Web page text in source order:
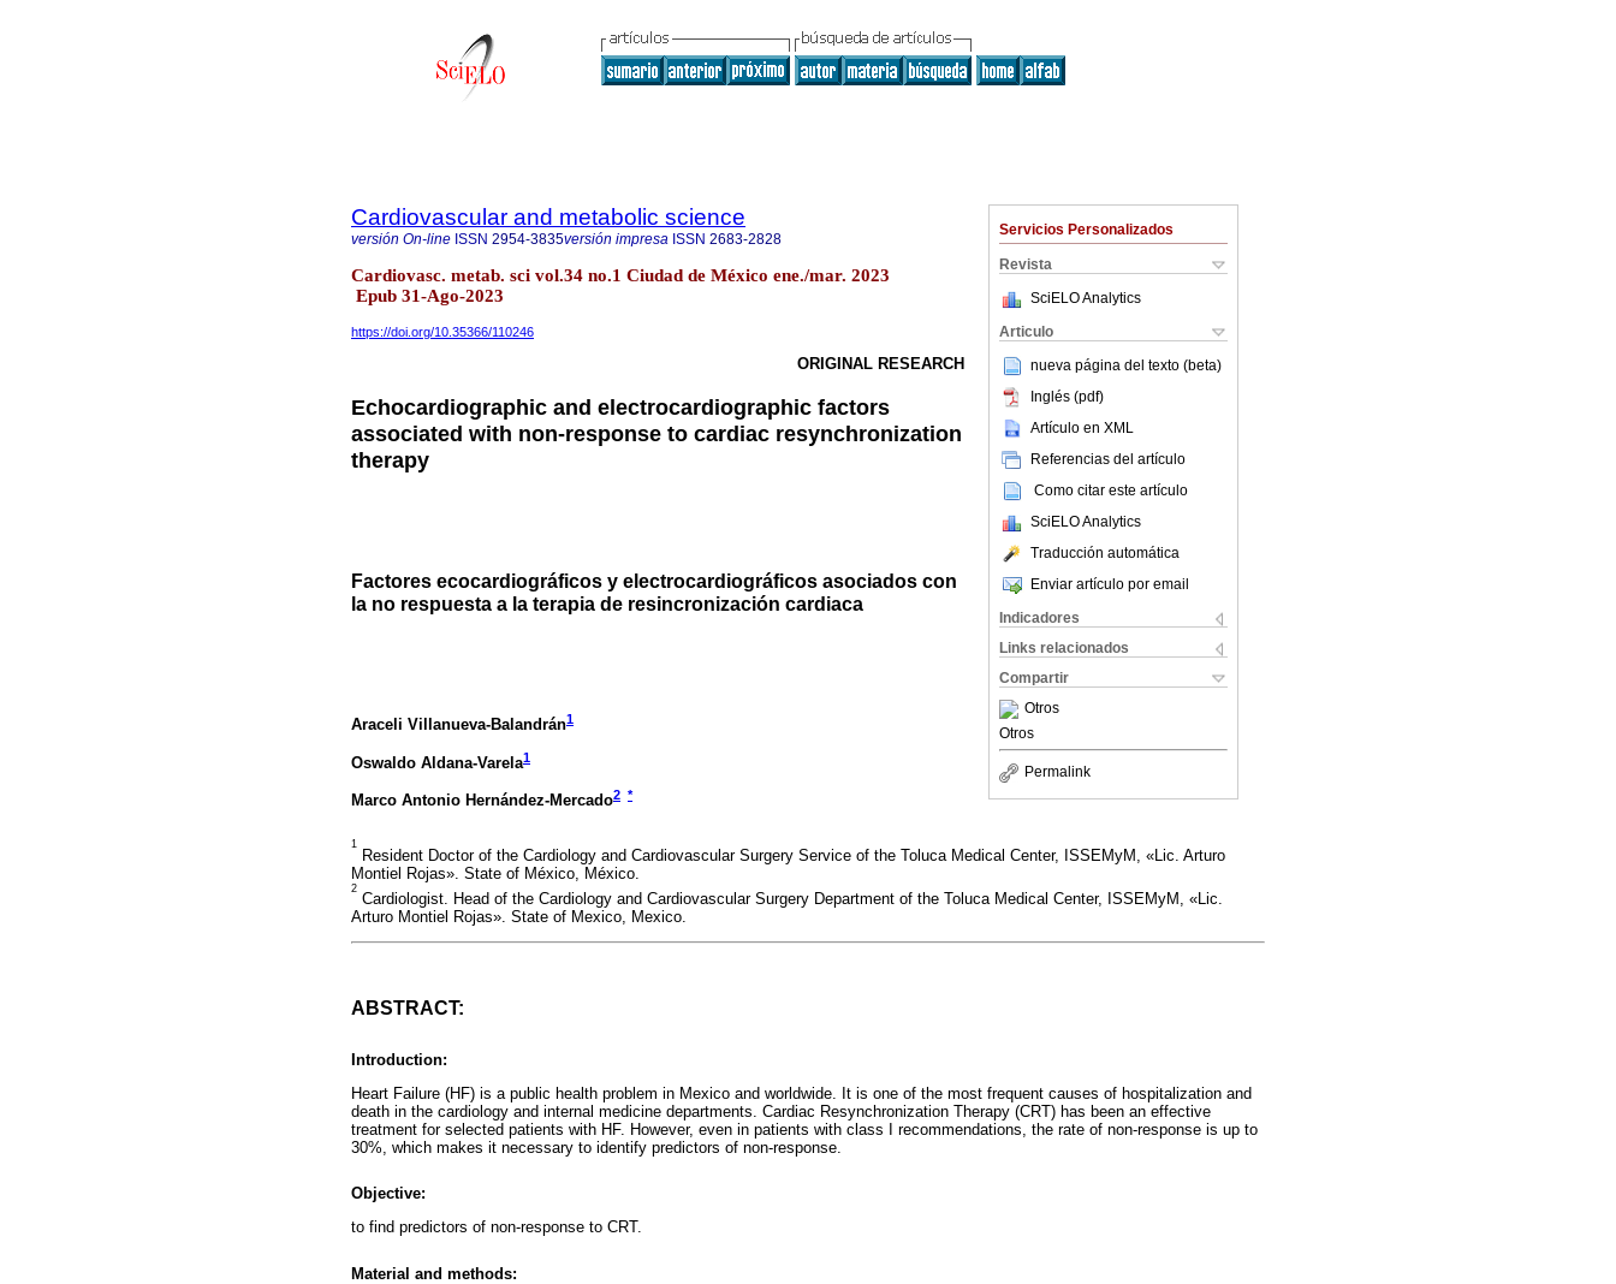
Servicios Personalizados
Revista
SciELO Analytics
Articulo
nueva página del texto (beta)
Inglés (pdf)
Artículo en XML
Referencias del artículo
Como citar este artículo
SciELO Analytics
Traducción automática
Enviar artículo por email
Indicadores
Links relacionados
Compartir
Otros
Otros
Permalink
Cardiovascular and metabolic science
versión On-line ISSN 2954-3835versión impresa ISSN 2683-2828
Cardiovasc. metab. sci vol.34 no.1 Ciudad de México ene./mar. 2023
Epub 31-Ago-2023
https://doi.org/10.35366/110246
ORIGINAL RESEARCH
Echocardiographic and electrocardiographic factors
associated with non-response to cardiac resynchronization
therapy
Factores ecocardiográficos y electrocardiográficos asociados con
la no respuesta a la terapia de resincronización cardiaca
Araceli Villanueva-Balandrán1
Oswaldo Aldana-Varela1
Marco Antonio Hernández-Mercado2 *
1
Resident Doctor of the Cardiology and Cardiovascular Surgery Service of the Toluca Medical Center, ISSEMyM, «Lic. Arturo
Montiel Rojas». State of México, México.
2
Cardiologist. Head of the Cardiology and Cardiovascular Surgery Department of the Toluca Medical Center, ISSEMyM, «Lic.
Arturo Montiel Rojas». State of Mexico, Mexico.
ABSTRACT:
Introduction:
Heart Failure (HF) is a public health problem in Mexico and worldwide. It is one of the most frequent causes of hospitalization and
death in the cardiology and internal medicine departments. Cardiac Resynchronization Therapy (CRT) has been an effective
treatment for selected patients with HF. However, even in patients with class I recommendations, the rate of non-response is up to
30%, which makes it necessary to identify predictors of non-response.
Objective:
to find predictors of non-response to CRT.
Material and methods: